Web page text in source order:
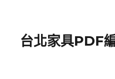
台北家具PDF